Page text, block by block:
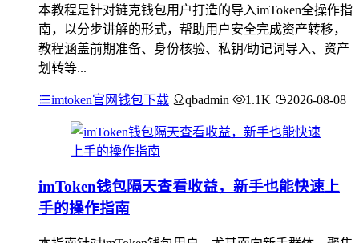
本教程是针对链克钱包用户打造的导入imToken全操作指
南，以分步讲解的形式，帮助用户安全完成资产转移，
教程涵盖前期准备、身份核验、私钥/助记词导入、资产
划转等...
imtoken官网钱包下载 qbadmin 1.1K 2026-08-08
imToken钱包隔天查看收益，新手也能快速上
手的操作指南